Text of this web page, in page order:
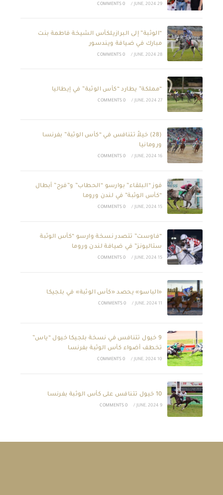
29 JUNE, 2024
/
0 COMMENTS
“الوثبة” إلى البرازيلكأس الشيخة فاطمة بنت
مبارك في ضيافة ويندسور
28 JUNE, 2024
/
0 COMMENTS
“مملكة” يطارد “كأس الوثبة” في إيطاليا
27 JUNE, 2024
/
0 COMMENTS
(28) خيلاً تتنافس في “كأس الوثبة” بفرنسا
ورومانيا
16 JUNE, 2024
/
0 COMMENTS
فوز “البلقاء” بوارسو “الحطاب” و”فرح” أبطال
“كأس الوثبة” في لندن وروما
15 JUNE, 2024
/
0 COMMENTS
“فاوست” تتصدر نسخة وارسو “كأس الوثبة
ستاليونز” في ضيافة لندن وروما
15 JUNE, 2024
/
0 COMMENTS
«الباسو» يحصد «كأس الوثبة» في بلجيكا
11 JUNE, 2024
/
0 COMMENTS
9 خيول تتنافس في نسخة بلجيكا خيول “ياس”
تخطف أضواء كأس الوثبة بفرنسا
10 JUNE, 2024
/
0 COMMENTS
10 خيول تتنافس على كأس الوثبة بفرنسا
9 JUNE, 2024
/
0 COMMENTS